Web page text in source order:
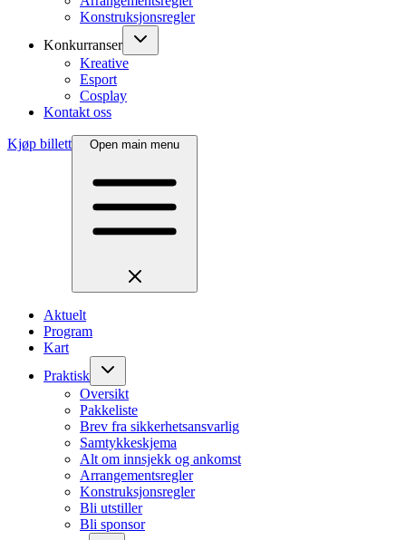
Konstruksjonsregler
Konkurranser
Kreative
Esport
Cosplay
Kontakt oss
Kjøp billett Open main menu
Aktuelt
Program
Kart
Praktisk
Oversikt
Pakkeliste
Brev fra sikkerhetsansvarlig
Samtykkeskjema
Alt om innsjekk og ankomst
Arrangementsregler
Konstruksjonsregler
Bli utstiller
Bli sponsor